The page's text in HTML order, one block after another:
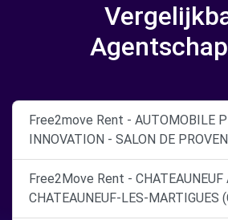
Free2move Rent - AUTOMOBILE
INNOVATION - SALON DE
Free2Move Rent - CHATEAUNEUF
CHATEAUNEUF-LES-MARTIGUES